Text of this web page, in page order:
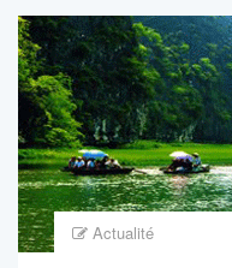
Actualité